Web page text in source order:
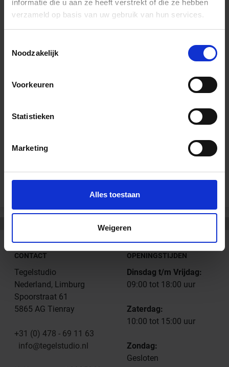
informatie die u aan ze heeft verstrekt of die ze hebben
verzameld op basis van uw gebruik van hun services.
Noodzakelijk
Voorkeuren
Statistieken
Marketing
Alles toestaan
Weigeren
Di – Vr 09.00 – 18.00
Za 10.00 – 15.00
Downloads
Prestatieverklaring - Sopro Sanitair Siliconen
CONTACT
Tegelstudio
Nederland, Limburg
Spoorstraat 61
5865 AG Tienray
+31 (0) 478 - 69 11 63
info@tegelstudio.nl
OPENINGSTIJDEN
Dinsdag t/m Vrijdag:
09:00 tot 18:00 uur
Zaterdag:
10:00 tot 15:00 uur
Zondag:
Gesloten